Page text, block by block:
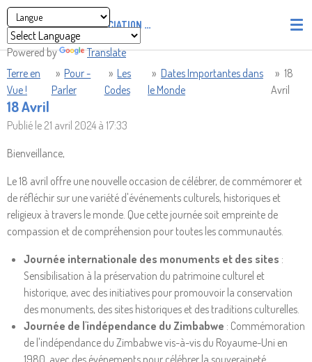
Powered by Translate
Passer
au
contenu
ASSOCIATION PIRATES' UNION OF LIGHT AND LOVE -
Terre en
Vue !
» Pour -
Parler
» Les
Codes
» Dates Importantes dans
le Monde
» 18
Avril
18 Avril
Publié le 21 avril 2024 à 17:33
Bienveillance,
Le 18 avril offre une nouvelle occasion de célébrer, de commémorer et
de réfléchir sur une variété d'événements culturels, historiques et
religieux à travers le monde. Que cette journée soit empreinte de
compassion et de compréhension pour toutes les communautés.
Journée internationale des monuments et des sites :
Sensibilisation à la préservation du patrimoine culturel et
historique, avec des initiatives pour promouvoir la conservation
des monuments, des sites historiques et des traditions culturelles.
Journée de l'indépendance du Zimbabwe : Commémoration
de l'indépendance du Zimbabwe vis-à-vis du Royaume-Uni en